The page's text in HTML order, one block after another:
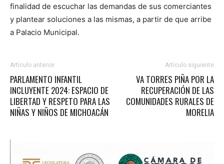
finalidad de escuchar las demandas de sus comerciantes
y plantear soluciones a las mismas, a partir de que arribe
a Palacio Municipal.
Artículo anterior
PARLAMENTO INFANTIL
INCLUYENTE 2024: ESPACIO DE
LIBERTAD Y RESPETO PARA LAS
NIÑAS Y NIÑOS DE MICHOACÁN
Artículo siguiente
VA TORRES PIÑA POR LA
RECUPERACIÓN DE LAS
COMUNIDADES RURALES DE
MORELIA